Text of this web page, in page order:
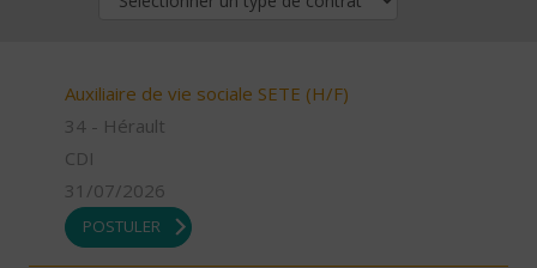
Auxiliaire de vie sociale SETE (H/F)
34 - Hérault
CDI
31/07/2026
POSTULER